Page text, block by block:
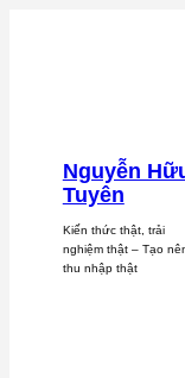
Nguyễn
Tuyên
Kiến thức thật, trải
nghiệm thật – Tạo
thu nhập thật